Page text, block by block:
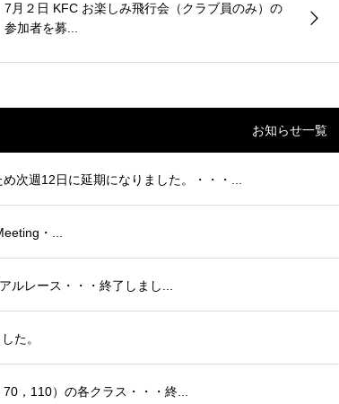
7月２日 KFC お楽しみ飛行会（クラブ員のみ）の
参加者を募...
お知らせ一覧
次週12日に延期になりました。・・・...
・...
ルレース・・・終了しまし...
た。
，110）の各クラス・・・終...